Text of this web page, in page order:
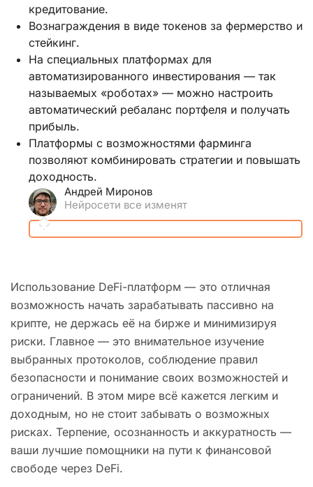
кредитование.
Вознаграждения в виде токенов за фермерство и
стейкинг.
На специальных платформах для
автоматизированного инвестирования — так
называемых «роботах» — можно настроить
автоматический ребаланс портфеля и получать
прибыль.
Платформы с возможностями фарминга
позволяют комбинировать стратегии и повышать
доходность.
Андрей Миронов
Нейросети все изменят
Использование DeFi-платформ — это отличная
возможность начать зарабатывать пассивно на
крипте, не держась её на бирже и минимизируя
риски. Главное — это внимательное изучение
выбранных протоколов, соблюдение правил
безопасности и понимание своих возможностей и
ограничений. В этом мире всё кажется легким и
доходным, но не стоит забывать о возможных
рисках. Терпение, осознанность и аккуратность —
ваши лучшие помощники на пути к финансовой
свободе через DeFi.